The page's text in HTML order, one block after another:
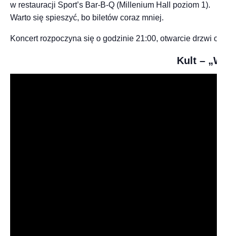
w restauracji Sport’s Bar-B-Q (Millenium Hall poziom 1).
Warto się spieszyć, bo biletów coraz mniej.
Koncert rozpoczyna się o godzinie 21:00, otwarcie drzwi od
Kult –